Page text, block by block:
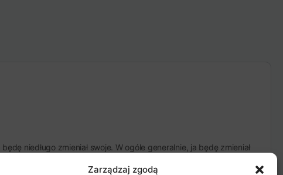
Zarządzaj zgodą
niedługo zmieniał swoje. W ogóle generalnie, ja będę zmieniał
)